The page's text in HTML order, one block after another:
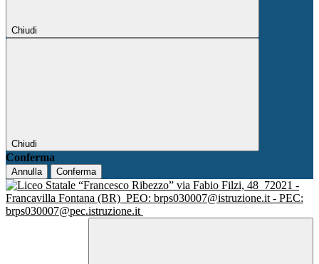
Chiudi
Chiudi
Conferma
Annulla Conferma
via Fabio Filzi, 48 72021 -
Francavilla Fontana (BR) PEO: brps030007@istruzione.it - PEC:
brps030007@pec.istruzione.it